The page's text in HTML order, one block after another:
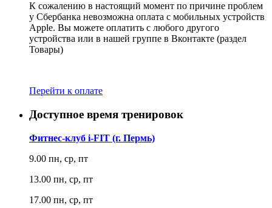
К сожалению в настоящий момент по причине проблем
у Сбербанка невозможна оплата с мобильных устройств
Apple. Вы можете оплатить с любого другого
устройства или в нашей группе в Вконтакте (раздел
Товары)
Перейти к оплате
Доступное время тренировок
Фитнес-клуб i-FIT (г. Пермь)
9.00 пн, ср, пт
13.00 пн, ср, пт
17.00 пн, ср, пт